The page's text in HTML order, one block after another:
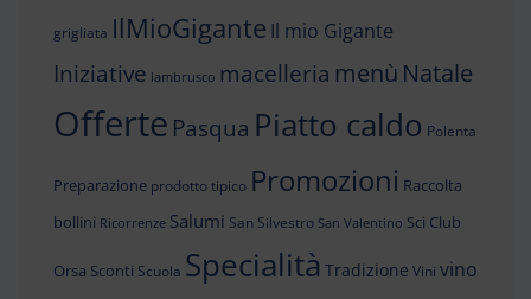
grigliata IlMioGigante Il mio Gigante
Iniziative lambrusco macelleria menù Natale
Offerte Pasqua Piatto caldo Polenta
Preparazione prodotto tipico Promozioni Raccolta
bollini Ricorrenze Salumi San Silvestro San Valentino Sci Club
Orsa Sconti Scuola Specialità Tradizione Vini vino